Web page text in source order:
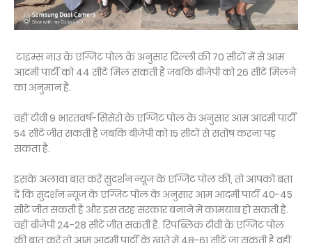
टाइम्‍स नाउ के एग्जिट पोल के अनुसार दिल्‍ली की 70 सीटों में से आम
आदमी पार्टी को 44 सीटें मिल सकती हैं जबकि बीजेपी को 26 सीटें मिलने
का अनुमान है.
वहीं टीवी 9 भारतवर्ष-सिसेरो के एग्जिट पोल के अनुसार आम आदमी पार्टी
54 सीटें जीत सकती है जबकि बीजेपी को 15 सीटों से संतोष करना पड़
सकता है.
इसके अलावा बात करें सुदर्शन न्‍यूज के एग्जिट पोल की, तो आपको बता
दें कि सुदर्शन न्यूज के एग्जिट पोल के अनुसार आम आदमी पार्टी 40-45
सीटें जीत सकती है और इस तरह सरकार बनाने में कामयाब हो सकती है.
वहीं बीजेपी 24-28 सीटें जीत सकती है. रिपब्लिक टीवी के एग्जिट पोल
की बात करें तो आम आदमी पार्टी के खाते में 48-61 सीटें जा सकती हैं वहीं